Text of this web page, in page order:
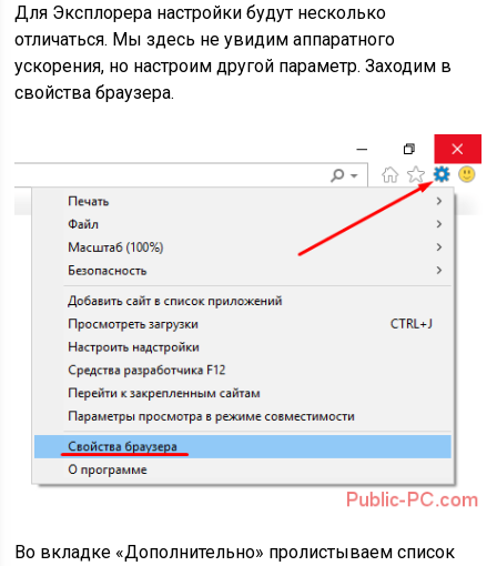
Для Эксплорера настройки будут несколько
отличаться. Мы здесь не увидим аппаратного
ускорения, но настроим другой параметр. Заходим в
свойства браузера.
Во вкладке «Дополнительно» пролистываем список